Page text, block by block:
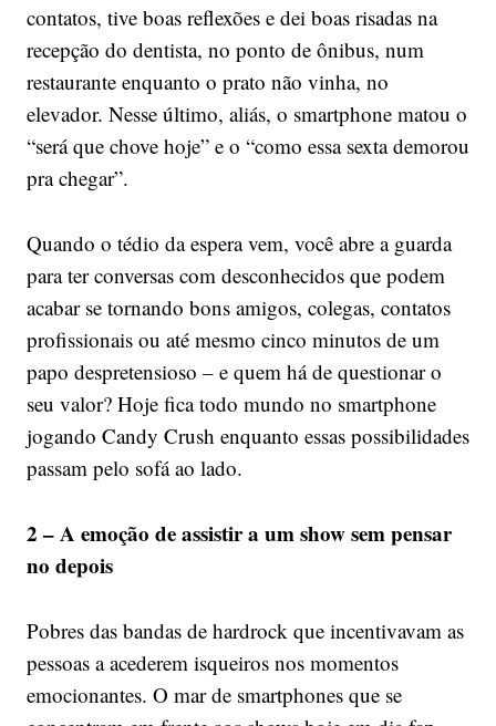
contatos, tive boas reflexões e dei boas risadas na
recepção do dentista, no ponto de ônibus, num
restaurante enquanto o prato não vinha, no
elevador. Nesse último, aliás, o smartphone matou o
“será que chove hoje” e o “como essa sexta demorou
pra chegar”.
Quando o tédio da espera vem, você abre a guarda
para ter conversas com desconhecidos que podem
acabar se tornando bons amigos, colegas, contatos
profissionais ou até mesmo cinco minutos de um
papo despretensioso – e quem há de questionar o
seu valor? Hoje fica todo mundo no smartphone
jogando Candy Crush enquanto essas possibilidades
passam pelo sofá ao lado.
2 – A emoção de assistir a um show sem pensar
no depois
Pobres das bandas de hardrock que incentivavam as
pessoas a acederem isqueiros nos momentos
emocionantes. O mar de smartphones que se